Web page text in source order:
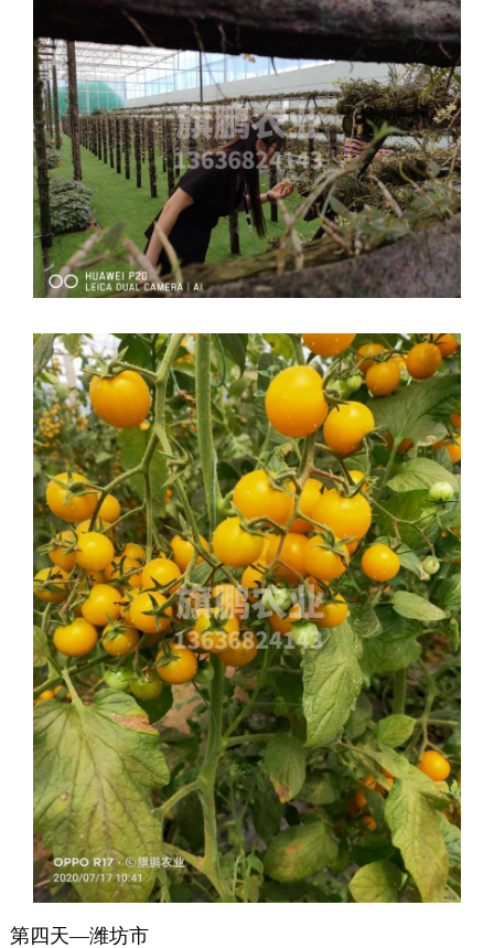
第四天—潍坊市